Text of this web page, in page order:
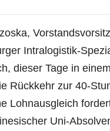
Intralogistik-
dieser Tage in einem
Rückkehr zur 40-
Lohnausgleich
Uni-